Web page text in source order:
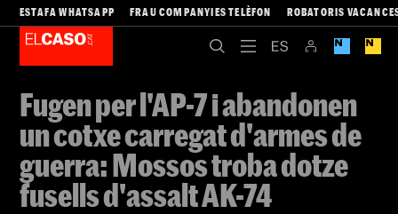
ESTAFA WHATSAPP FRAU COMPANYIES TELÈFON ROBATORIS
Fugen per l'AP-7 i abandonen
un cotxe carregat d'armes de
guerra: Mossos troba dotze
fusells d'assalt AK-74